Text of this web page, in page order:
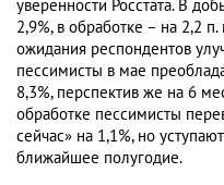
уверенности Росстата. В
2,9%, в обработке – на 2,2
ожидания респондентов
пессимисты в мае
8,3%, перспектив же на 6
обработке пессимисты
сейчас» на 1,1%, но
ближайшее полугодие.